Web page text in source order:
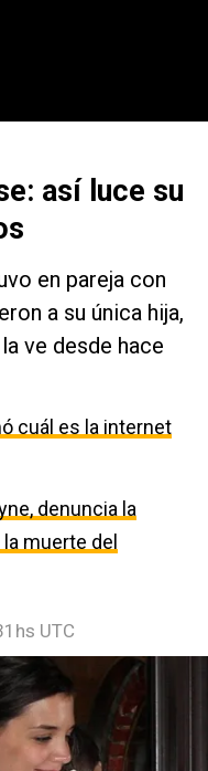
así luce su
en pareja con
a su única hija,
ve desde hace
cuál es la internet
denuncia la
muerte del
UTC